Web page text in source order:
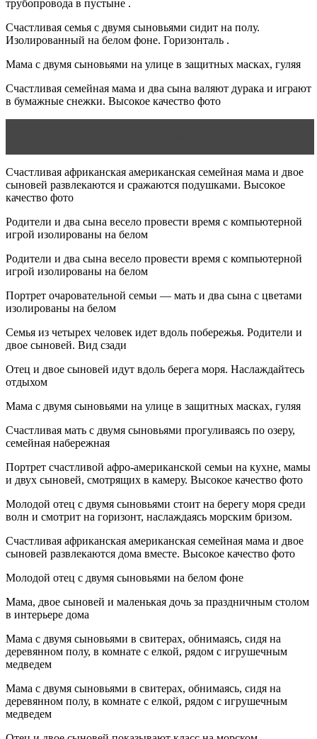
трубопровода в пустыне .
Счастливая семья с двумя сыновьями сидит на полу.
Изолированный на белом фоне. Горизонталь .
Мама с двумя сыновьями на улице в защитных масках, гуляя
Счастливая семейная мама и два сына валяют дурака и играют
в бумажные снежки. Высокое качество фото
Счастливая африканская американская семейная мама и двое
сыновей развлекаются и сражаются подушками. Высокое
качество фото
Родители и два сына весело провести время с компьютерной
игрой изолированы на белом
Родители и два сына весело провести время с компьютерной
игрой изолированы на белом
Портрет очаровательной семьи — мать и два сына с цветами
изолированы на белом
Семья из четырех человек идет вдоль побережья. Родители и
двое сыновей. Вид сзади
Отец и двое сыновей идут вдоль берега моря. Наслаждайтесь
отдыхом
Мама с двумя сыновьями на улице в защитных масках, гуляя
Счастливая мать с двумя сыновьями прогуливаясь по озеру,
семейная набережная
Портрет счастливой афро-американской семьи на кухне, мамы
и двух сыновей, смотрящих в камеру. Высокое качество фото
Молодой отец с двумя сыновьями стоит на берегу моря среди
волн и смотрит на горизонт, наслаждаясь морским бризом.
Счастливая африканская американская семейная мама и двое
сыновей развлекаются дома вместе. Высокое качество фото
Молодой отец с двумя сыновьями на белом фоне
Мама, двое сыновей и маленькая дочь за праздничным столом
в интерьере дома
Мама с двумя сыновьями в свитерах, обнимаясь, сидя на
деревянном полу, в комнате с елкой, рядом с игрушечным
медведем
Мама с двумя сыновьями в свитерах, обнимаясь, сидя на
деревянном полу, в комнате с елкой, рядом с игрушечным
медведем